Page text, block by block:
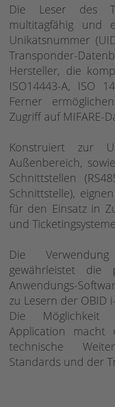
Die Leser des
multitagfähig und
Unikatsnummer
Transponder-
Hersteller, die
ISO14443-A, ISO
Ferner
Zugriff auf MIFARE-
Konstruiert zur
Außenbereich,
Schnittstellen
Schnittstelle),
für den Einsatz in
und
Die
gewährleistet die
Anwendungs-
zu Lesern der OBID
Die Möglichkeit
Application macht
technische
Standards und der